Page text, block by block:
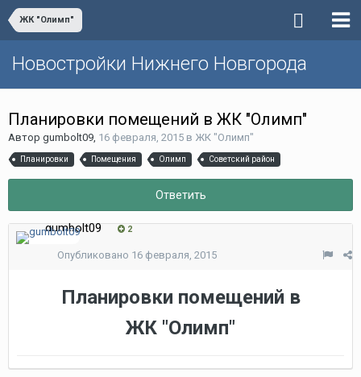
ЖК "Олимп"
Новостройки Нижнего Новгорода
Планировки помещений в ЖК "Олимп"
Автор gumbolt09, 16 февраля, 2015 в ЖК "Олимп"
Планировки Помещения Олимп Советский район
Ответить
gumbolt09 2
Опубликовано 16 февраля, 2015
Планировки помещений в
ЖК "Олимп"